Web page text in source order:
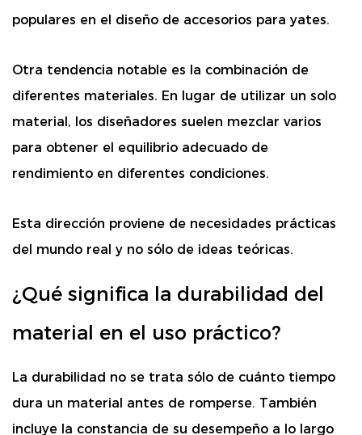
populares en el diseño de accesorios para yates.
Otra tendencia notable es la combinación de
diferentes materiales. En lugar de utilizar un solo
material, los diseñadores suelen mezclar varios
para obtener el equilibrio adecuado de
rendimiento en diferentes condiciones.
Esta dirección proviene de necesidades prácticas
del mundo real y no sólo de ideas teóricas.
¿Qué significa la durabilidad del
material en el uso práctico?
La durabilidad no se trata sólo de cuánto tiempo
dura un material antes de romperse. También
incluye la constancia de su desempeño a lo largo